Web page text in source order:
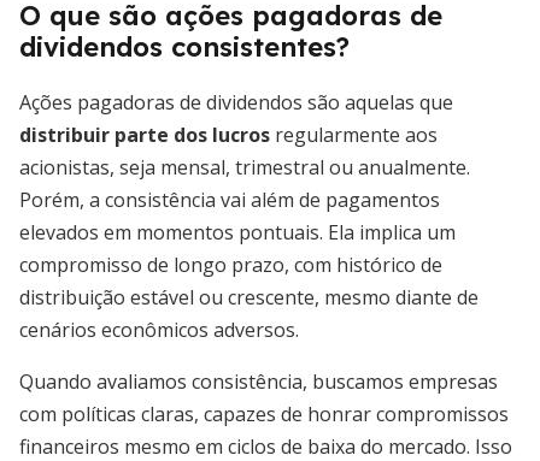
O que são ações pagadoras de
dividendos consistentes?
Ações pagadoras de dividendos são aquelas que
distribuir parte dos lucros regularmente aos
acionistas, seja mensal, trimestral ou anualmente.
Porém, a consistência vai além de pagamentos
elevados em momentos pontuais. Ela implica um
compromisso de longo prazo, com histórico de
distribuição estável ou crescente, mesmo diante de
cenários econômicos adversos.
Quando avaliamos consistência, buscamos empresas
com políticas claras, capazes de honrar compromissos
financeiros mesmo em ciclos de baixa do mercado. Isso